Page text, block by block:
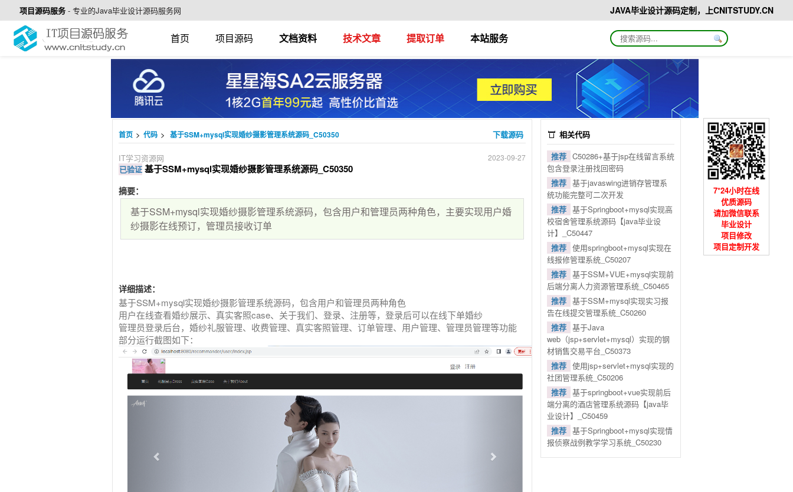
项目源码服务 - 专业的Java毕业设计源码服务网 JAVA毕业设计源码定制，上CNITSTUDY.CN
首页 项目源码 文档资料 技术文章 提取订单 本站服务
首页 > 代码 > 基于SSM+mysql实现婚纱摄影管理系统源码_C50350 下载源码
IT学习资源网 2023-09-27
已验证 基于SSM+mysql实现婚纱摄影管理系统源码_C50350
摘要：
基于SSM+mysql实现婚纱摄影管理系统源码，包含用户和管理员两种角色，主要实现用户婚
纱摄影在线预订，管理员接收订单
详细描述：
基于SSM+mysql实现婚纱摄影管理系统源码，包含用户和管理员两种角色
用户在线查看婚纱展示、真实客照case、关于我们、登录、注册等，登录后可以在线下单婚纱
管理员登录后台，婚纱礼服管理、收费管理、真实客照管理、订单管理、用户管理、管理员管理等功能
部分运行截图如下：
相关代码
推荐 C50286+基于jsp在线留言系统
包含登录注册找回密码
推荐 基于javaswing进销存管理系
统功能完整可二次开发
推荐 基于Springboot+mysql实现高
校宿舍管理系统源码【java毕业设
计】_C50447
推荐 使用springboot+mysql实现在
线报修管理系统_C50207
推荐 基于SSM+VUE+mysql实现前
后端分离人力资源管理系统_C50465
推荐 基于SSM+mysql实现实习报
告在线提交管理系统_C50260
推荐 基于Java
web（jsp+servlet+mysql）实现的钢
材销售交易平台_C50373
推荐 使用jsp+servlet+mysql实现的
社团管理系统_C50206
推荐 基于springboot+vue实现前后
端分离的酒店管理系统源码【java毕
业设计】_C50459
推荐 基于Springboot+mysql实现情
报侦察战例教学学习系统_C50230
7*24小时在线
优质源码
请加微信联系
毕业设计
项目修改
项目定制开发